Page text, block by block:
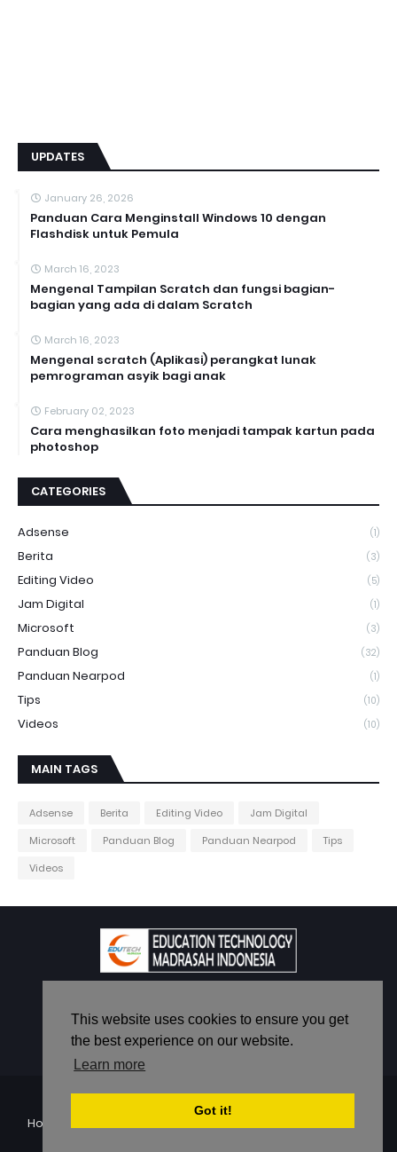
This website uses cookies to ensure you get
the best experience on our website.
Learn more
Got it!
UPDATES
January 26, 2026
Panduan Cara Menginstall Windows 10 dengan
Flashdisk untuk Pemula
March 16, 2023
Mengenal Tampilan Scratch dan fungsi bagian-
bagian yang ada di dalam Scratch
March 16, 2023
Mengenal scratch (Aplikasi) perangkat lunak
pemrograman asyik bagi anak
February 02, 2023
Cara menghasilkan foto menjadi tampak kartun pada
photoshop
CATEGORIES
Adsense (1)
Berita (3)
Editing Video (5)
Jam Digital (1)
Microsoft (3)
Panduan Blog (32)
Panduan Nearpod (1)
Tips (10)
Videos (10)
MAIN TAGS
Adsense Berita Editing Video
Jam Digital
Microsoft
Panduan Blog Panduan Nearpod
Tips
Videos
Design by -Edutech Madrasah - Evi Mutawasit
Home